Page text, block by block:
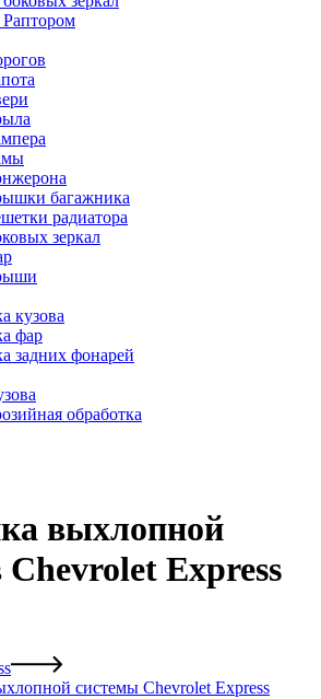
багажника
радиатора
зеркал
кузова
фар
задних фонарей
обработка
выхлопной
Express
системы Chevrolet Express